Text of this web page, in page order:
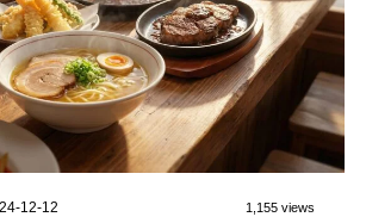
12-12 1,155 views